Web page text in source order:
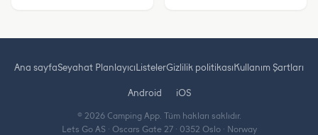
Ana sayfaSeyahat Planlayıcı ListelerGizlilik politikası Kullanım Şartları
Android iOS
© 2026 Camping App. Tüm hakları saklıdır.
Lets Go AS · Oscars Gate 27 · 0352 Oslo · Norway